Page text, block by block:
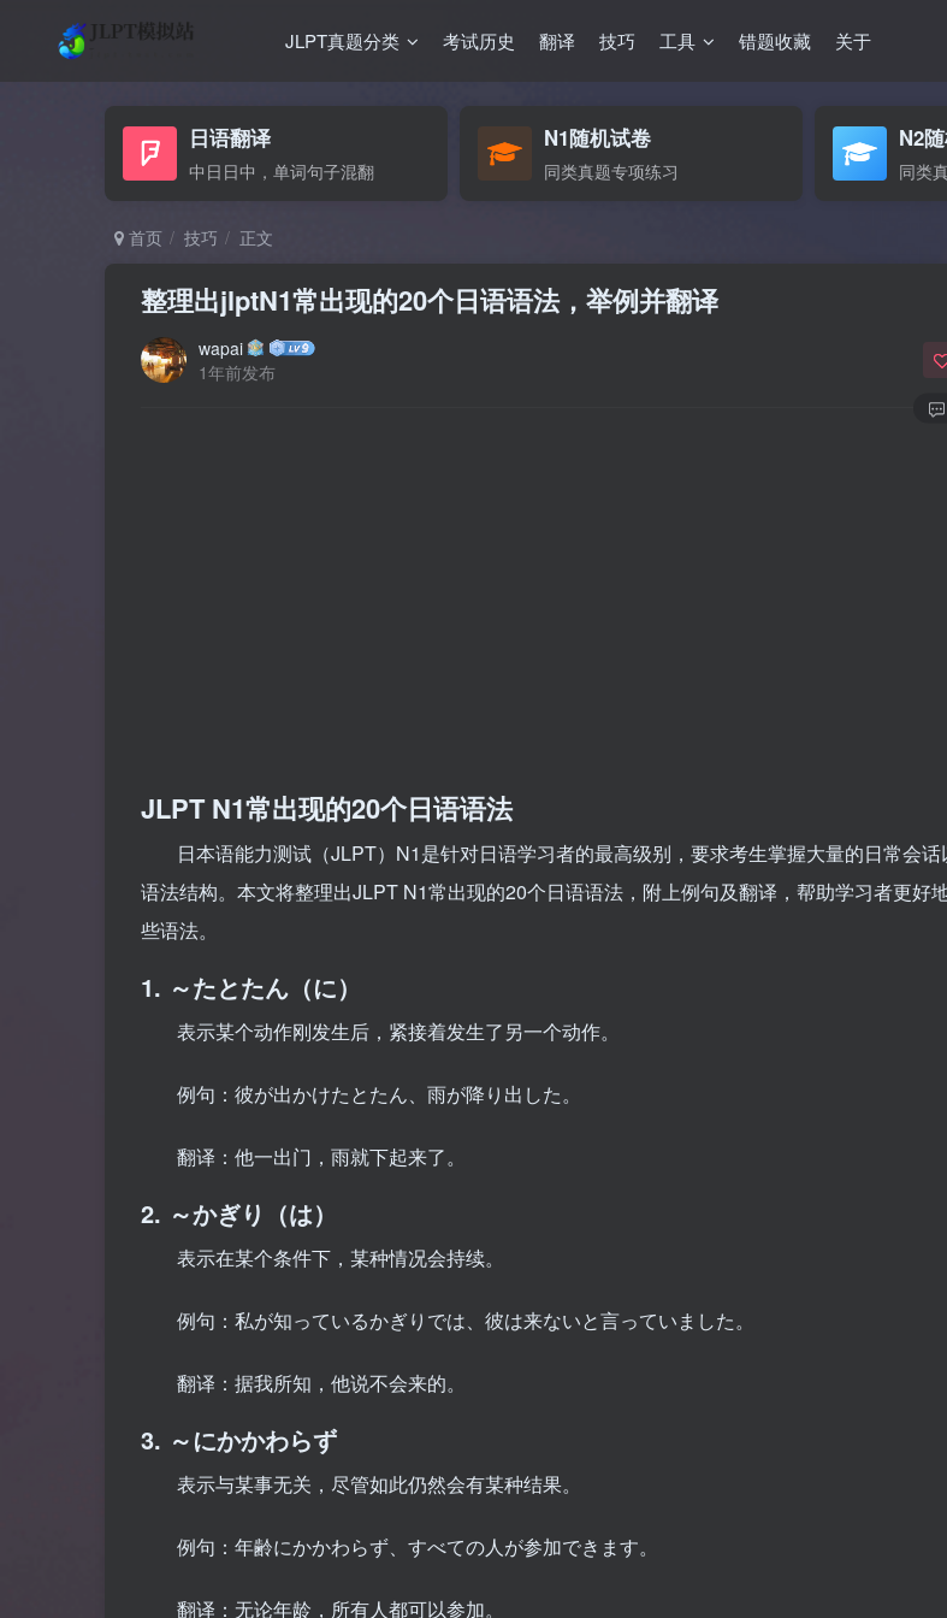
JLPT真题分类 考试历史 翻译 技巧 工具 错题收藏 关于
日语翻译
中日日中，单词句子混翻
N1随机试卷
同类真题专项练习
N2
同类
首页 技巧 正文
整理出jlptN1常出现的20个日语语法，举例并翻译
wapai
1年前发布
JLPT N1常出现的20个日语语法
日本语能力测试（JLPT）N1是针对日语学习者的最高级别，要求考生掌握大量的日常会
语法结构。本文将整理出JLPT N1常出现的20个日语语法，附上例句及翻译，帮助学习者更好
些语法。
1. ～たとたん（に）
表示某个动作刚发生后，紧接着发生了另一个动作。
例句：彼が出かけたとたん、雨が降り出した。
翻译：他一出门，雨就下起来了。
2. ～かぎり（は）
表示在某个条件下，某种情况会持续。
例句：私が知っているかぎりでは、彼は来ないと言っていました。
翻译：据我所知，他说不会来的。
3. ～にかかわらず
表示与某事无关，尽管如此仍然会有某种结果。
例句：年齢にかかわらず、すべての人が参加できます。
翻译：无论年龄，所有人都可以参加。